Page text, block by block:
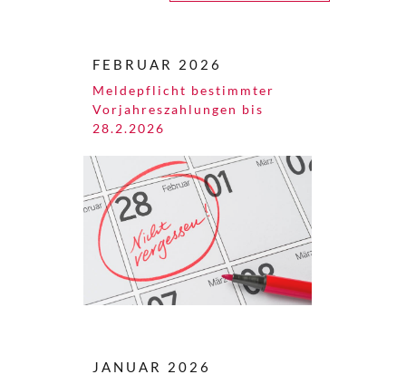
FEBRUAR 2026
Meldepflicht bestimmter
Vorjahreszahlungen bis
28.2.2026
JANUAR 2026